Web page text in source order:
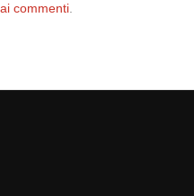
commenti